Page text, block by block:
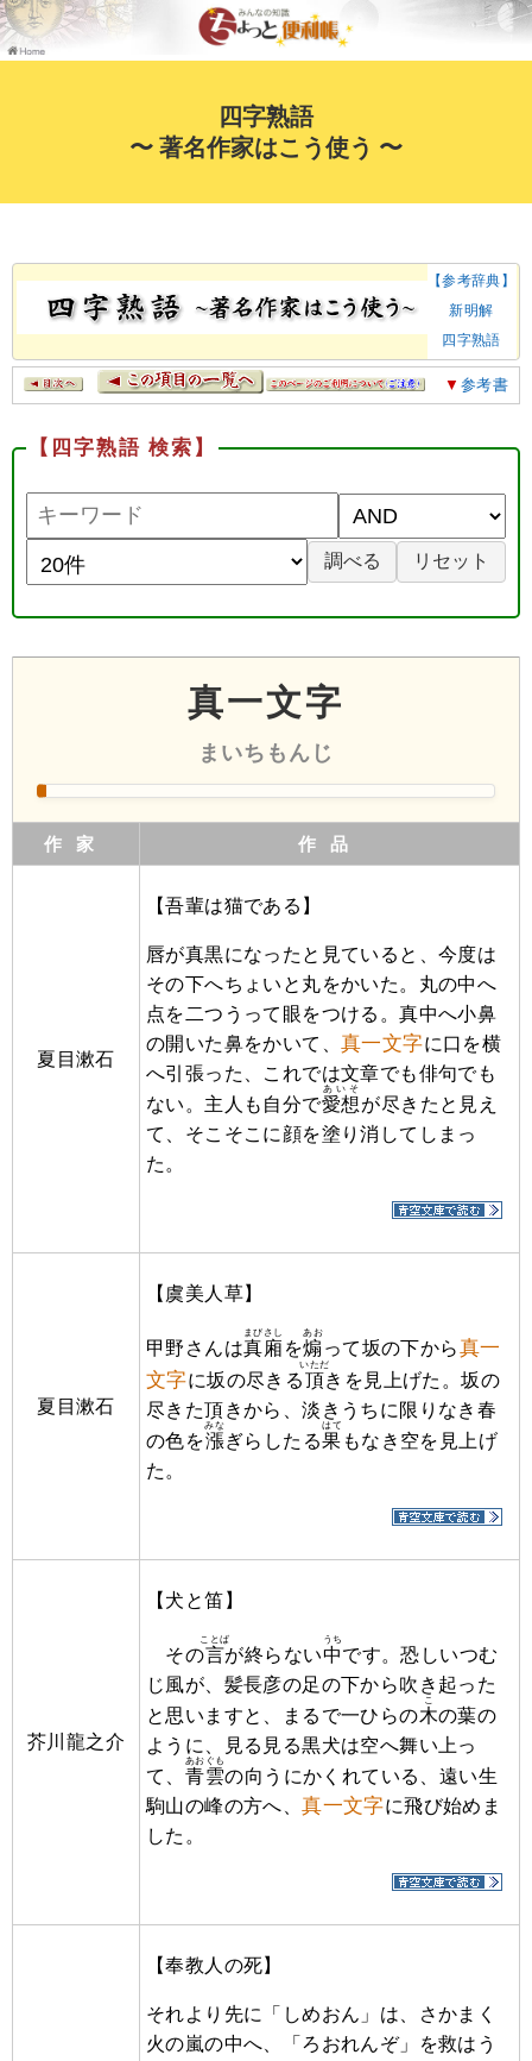
四字熟語
〜 著名作家はこう使う 〜
【参考辞典】
新明解
四字熟語
▼ 参考書
真一文字
まいちもんじ
作家 作品
夏目漱石
【吾輩は猫である】
唇が真黒になったと見ていると、今度は
その下へちょいと丸をかいた。丸の中へ
点を二つうって眼をつける。真中へ小鼻
の開いた鼻をかいて、 真一文字に口を横
へ引張った、これでは文章でも俳句でも
ない。主人も自分で愛想
あいそ
が尽きたと見え
て、そこそこに顔を塗り消してしまっ
た。
夏目漱石
【虞美人草】
甲野さんは真廂
まびさし
を煽
あお
って坂の下から真一
文字に坂の尽きる頂
いただ
きを見上げた。坂の
尽きた頂きから、淡きうちに限りなき春
の色を漲
みな
ぎらしたる果
はて
もなき空を見上げ
た。
芥川龍之介
【犬と笛】
その言
ことば
が終らない中
うち
です。恐しいつむ
じ風が、髪長彦の足の下から吹き起った
と思いますと、まるで一ひらの木
こ
の葉の
ように、見る見る黒犬は空へ舞い上っ
て、 青雲
あおぐも
の向うにかくれている、遠い生
駒山の峰の方へ、真一文字に飛び始めま
した。
【奉教人の死】
それより先に「しめおん」は、さかまく
火の嵐の中へ、「ろおれんぞ」を救はう